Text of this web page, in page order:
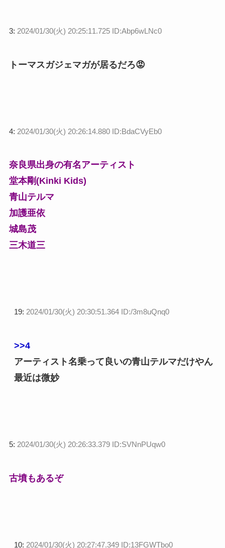
3: 2024/01/30(火) 20:25:11.725 ID:Abp6wLNc0
トーマスガジェマガが居るだろ😡
4: 2024/01/30(火) 20:26:14.880 ID:BdaCVyEb0
奈良県出身の有名アーティスト
堂本剛(Kinki Kids)
青山テルマ
加護亜依
城島茂
三木道三
19: 2024/01/30(火) 20:30:51.364 ID:/3m8uQnq0
>>4
アーティスト名乗って良いの青山テルマだけやん
最近は微妙
5: 2024/01/30(火) 20:26:33.379 ID:SVNnPUqw0
古墳もあるぞ
10: 2024/01/30(火) 20:27:47.349 ID:13FGWTbo0